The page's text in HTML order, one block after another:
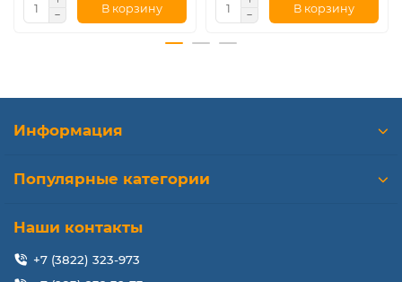
В корзину В корзину
Информация
Популярные категории
Наши контакты
+7 (3822) 323-973